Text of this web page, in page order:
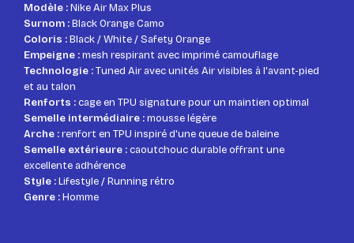
Modèle :Nike Air Max Plus
Surnom :Black Orange Camo
Coloris :Black / White / Safety Orange
Empeigne :mesh respirant avec imprimé camouflage
Technologie :Tuned Air avec unités Air visibles à l'avant-pied
et au talon
Renforts :cage en TPU signature pour un maintien optimal
Semelle intermédiaire :mousse légère
Arche :renfort en TPU inspiré d'une queue de baleine
Semelle extérieure :caoutchouc durable offrant une
excellente adhérence
Style :Lifestyle / Running rétro
Genre :Homme